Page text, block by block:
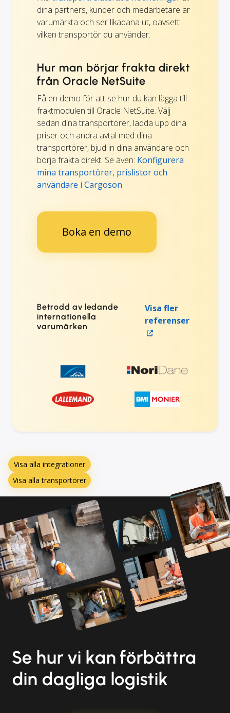
dina partners, kunder och medarbetare är
varumärkta och ser likadana ut, oavsett
vilken transportör du använder.
Hur man börjar frakta direkt
från Oracle NetSuite
Få en demo för att se hur du kan lägga till
fraktmodulen till Oracle NetSuite. Välj
sedan dina transportörer, ladda upp dina
priser och andra avtal med dina
transportörer, bjud in dina användare och
börja frakta direkt. Se även: Konfigurera
mina transportörer, prislistor och
användare i Cargoson.
Boka en demo
Betrodd av ledande
internationella
varumärken
Visa fler
referenser
Visa alla integrationer
Visa alla transportörer
Se hur vi kan förbättra
din dagliga logistik